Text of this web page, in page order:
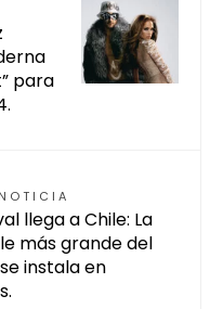
para
llega a Chile: La
más grande del
instala en